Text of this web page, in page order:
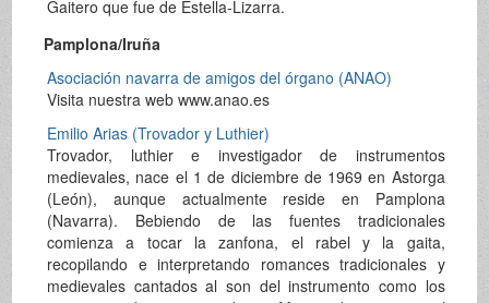
Gaitero que fue de Estella-Lizarra.
Pamplona/Iruña
Asociación navarra de amigos del órgano (ANAO)
Visita nuestra web www.anao.es
Emilio Arias (Trovador y Luthier)
Trovador, luthier e investigador de instrumentos
medievales, nace el 1 de diciembre de 1969 en Astorga
(León), aunque actualmente reside en Pamplona
(Navarra). Bebiendo de las fuentes tradicionales
comienza a tocar la zanfona, el rabel y la gaita,
recopilando e interpretando romances tradicionales y
medievales cantados al son del instrumento como los